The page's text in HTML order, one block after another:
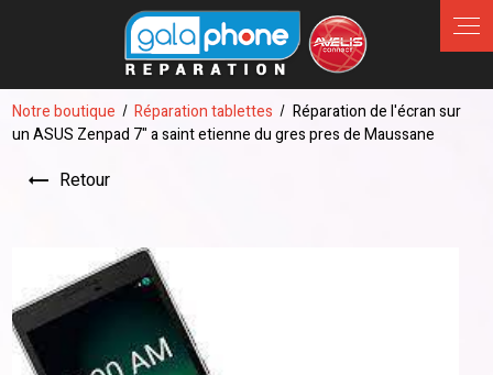
Notre boutique Réparation tablettes
Réparation de l'écran sur
un ASUS Zenpad 7" a saint etienne du gres pres de Maussane
Retour
Panneau de gestion des cookies